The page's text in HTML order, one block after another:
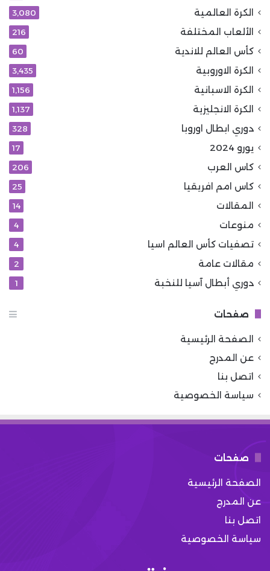
الكرة العالمية 3٬080
الألعاب المختلفة 216
كأس العالم للاندية 60
الكرة الاوروبية 3٬435
الكرة الاسبانية 1٬156
الكرة الانجليزية 1٬137
دوري ابطال اوروبا 328
يورو 2024 17
كاس العرب 206
كاس امم افريقيا 25
المقالات 14
منوعات 4
تصفيات كأس العالم اسيا 4
مقالات عامة 2
دوري أبطال آسيا للنخبة 1
صفحات
الصفحة الرئيسية
عن المدرج
اتصل بنا
سياسة الخصوصية
صفحات
الصفحة الرئيسية
عن المدرج
اتصل بنا
سياسة الخصوصية